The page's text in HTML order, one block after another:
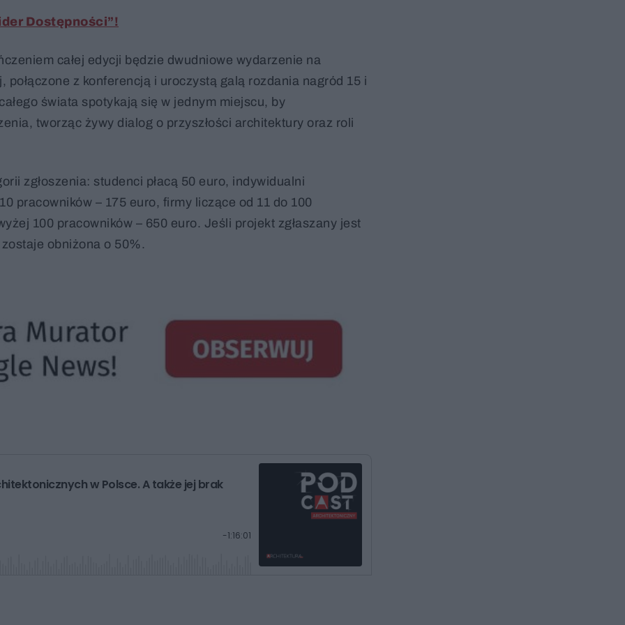
Dostępności”!
całej edycji będzie dwudniowe wydarzenie na
z konferencją i uroczystą galą rozdania nagród 15 i
świata spotykają się w jednym miejscu, by
tworząc żywy dialog o przyszłości architektury oraz roli
zgłoszenia: studenci płacą 50 euro, indywidualni
pracowników – 175 euro, firmy liczące od 11 do 100
100 pracowników – 650 euro. Jeśli projekt zgłaszany jest
obniżona o 50%.
w Polsce. A także jej brak
P
-1:16:01